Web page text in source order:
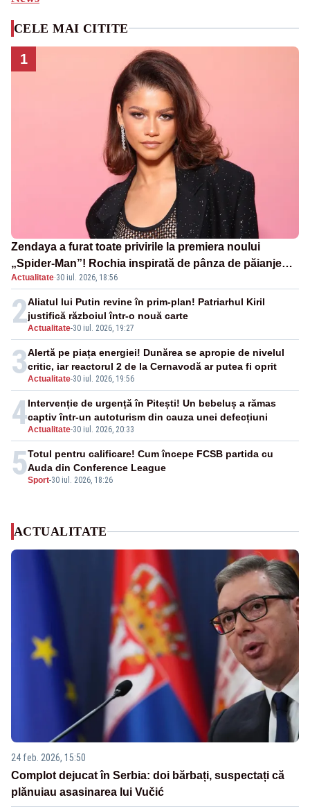
CELE MAI CITITE
1
Zendaya a furat toate privirile la premiera noului
„Spider-Man”! Rochia inspirată de pânza de păianjen a
făcut senzație
Actualitate·30 iul. 2026, 18:56
2Actualitate-30 iul. 2026, 19:27
Aliatul lui Putin revine în prim-plan! Patriarhul Kiril
justifică războiul într-o nouă carte
3Actualitate-30 iul. 2026, 19:56
Alertă pe piața energiei! Dunărea se apropie de nivelul
critic, iar reactorul 2 de la Cernavodă ar putea fi oprit
4Actualitate-30 iul. 2026, 20:33
Intervenție de urgență în Pitești! Un bebeluș a rămas
captiv într-un autoturism din cauza unei defecțiuni
5Sport-30 iul. 2026, 18:26
Totul pentru calificare! Cum începe FCSB partida cu
Auda din Conference League
ACTUALITATE
24 feb. 2026, 15:50
Complot dejucat în Serbia: doi bărbați, suspectați că
plănuiau asasinarea lui Vučić